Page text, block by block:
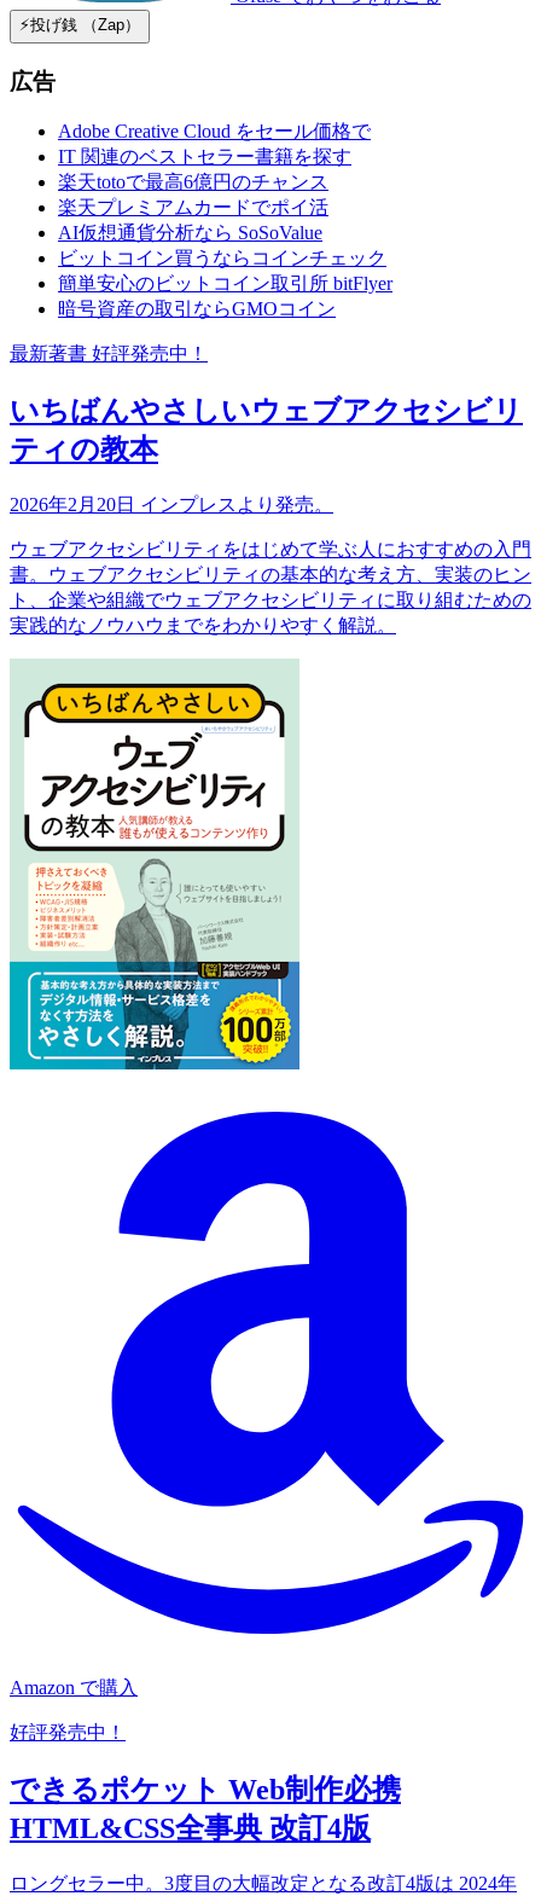
⚡️投げ銭 （Zap）
広告
Adobe Creative Cloud をセール価格で
IT 関連のベストセラー書籍を探す
楽天totoで最高6億円のチャンス
楽天プレミアムカードでポイ活
AI仮想通貨分析なら SoSoValue
ビットコイン買うならコインチェック
簡単安心のビットコイン取引所 bitFlyer
暗号資産の取引ならGMOコイン
最新著書 好評発売中！
いちばんやさしいウェブアクセシビリ
ティの教本
2026年2月20日 インプレスより発売。
ウェブアクセシビリティをはじめて学ぶ人におすすめの入門
書。ウェブアクセシビリティの基本的な考え方、実装のヒン
ト、企業や組織でウェブアクセシビリティに取り組むための
実践的なノウハウまでをわかりやすく解説。
Amazon で購入
好評発売中！
できるポケット Web制作必携
HTML&CSS全事典 改訂4版
ロングセラー中。3度目の大幅改定となる改訂4版は 2024年